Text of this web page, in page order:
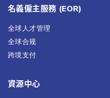
名義僱主服務 (EOR)
全球人才管理
全球合规
跨境支付
資源中心